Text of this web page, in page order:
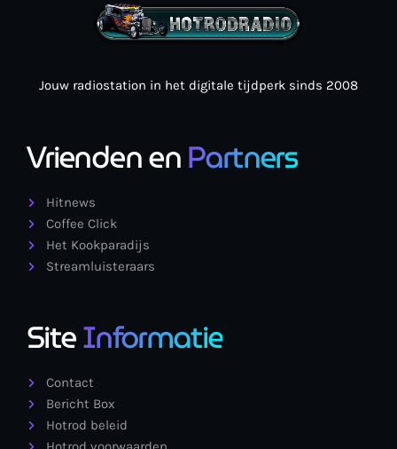
Jouw radiostation in het digitale tijdperk sinds 2008
Vrienden enPartners
Hitnews
Coffee Click
Het Kookparadijs
Streamluisteraars
SiteInformatie
Contact
Bericht Box
Hotrod beleid